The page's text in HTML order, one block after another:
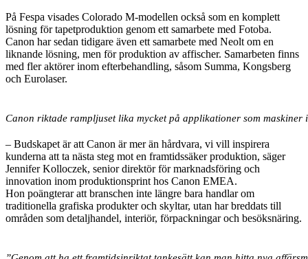
På Fespa visades Colorado M-modellen också som en komplett
lösning för tapetproduktion genom ett samarbete med Fotoba.
Canon har sedan tidigare även ett samarbete med Neolt om en
liknande lösning, men för produktion av affischer. Samarbeten finns
med fler aktörer inom efterbehandling, såsom Summa, Kongsberg
och Eurolaser.
Canon riktade rampljuset lika mycket på applikationer som maskiner
– Budskapet är att Canon är mer än hårdvara, vi vill inspirera
kunderna att ta nästa steg mot en framtidssäker produktion, säger
Jennifer Kolloczek, senior direktör för marknadsföring och
innovation inom produktionsprint hos Canon EMEA.
Hon poängterar att branschen inte längre bara handlar om
traditionella grafiska produkter och skyltar, utan har breddats till
områden som detaljhandel, interiör, förpackningar och besöksnäring.